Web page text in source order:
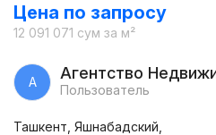
Цена по запросу
12 091 071 сум за м²
А Агентство
Пользователь
Ташкент, Яшнабадский,